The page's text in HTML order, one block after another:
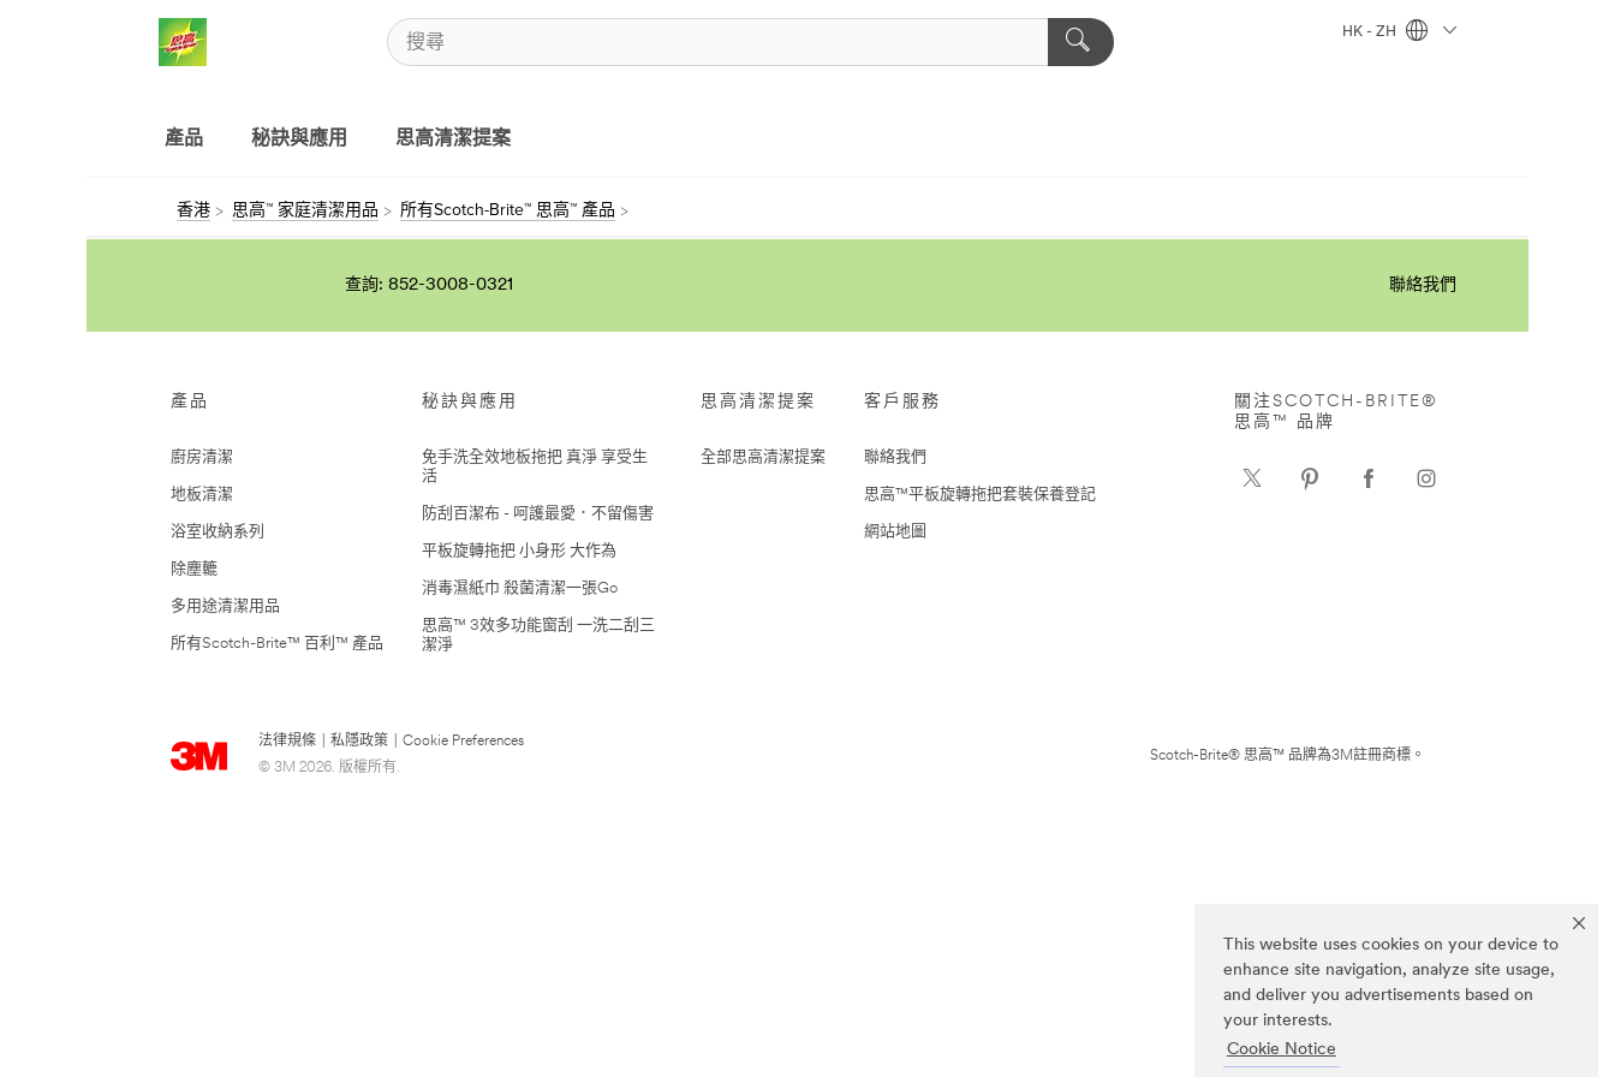
This website uses cookies on your device to
enhance site navigation, analyze site usage,
and deliver you advertisements based on
your interests.
Cookie Notice
HK - ZH
產品 秘訣與應用 思高清潔提案
香港 思高™ 家庭清潔用品 所有Scotch-Brite™ 思高™ 產品
查詢: 852-3008-0321 聯絡我們
產品
廚房清潔
地板清潔
浴室收納系列
除塵轆
多用途清潔用品
所有Scotch-Brite™ 百利™ 產品
秘訣與應用
免手洗全效地板拖把 真淨 享受生
活
防刮百潔布 - 呵護最愛．不留傷害
平板旋轉拖把 小身形 大作為
消毒濕紙巾 殺菌清潔一張Go
思高™ 3效多功能窗刮 一洗二刮三
潔淨
思高清潔提案
全部思高清潔提案
客戶服務
聯絡我們
思高™平板旋轉拖把套裝保養登記
網站地圖
法律規條 私隱政策
Cookie Preferences
© 3M 2026. 版權所有.
關注SCOTCH-BRITE®
思高™ 品牌
Scotch-Brite® 思高™ 品牌為3M註冊商標。